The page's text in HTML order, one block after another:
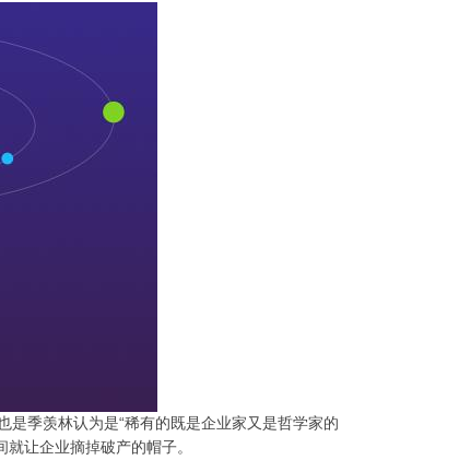
季羡林认为是“稀有的既是企业家又是哲学家的
让企业摘掉破产的帽子。